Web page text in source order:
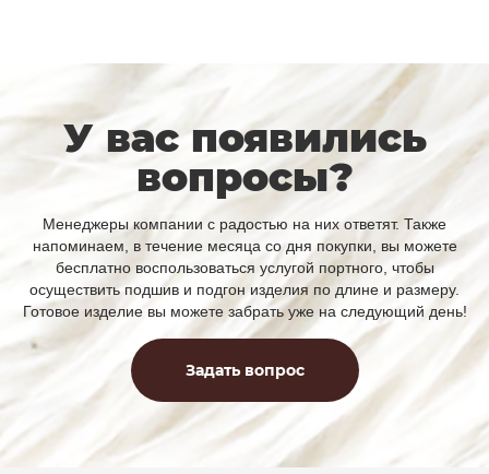
У вас появились
вопросы?
Менеджеры компании с радостью на них ответят. Также
напоминаем, в течение месяца со дня покупки, вы можете
бесплатно воспользоваться услугой портного, чтобы
осуществить подшив и подгон изделия по длине и размеру.
Готовое изделие вы можете забрать уже на следующий день!
Задать вопрос